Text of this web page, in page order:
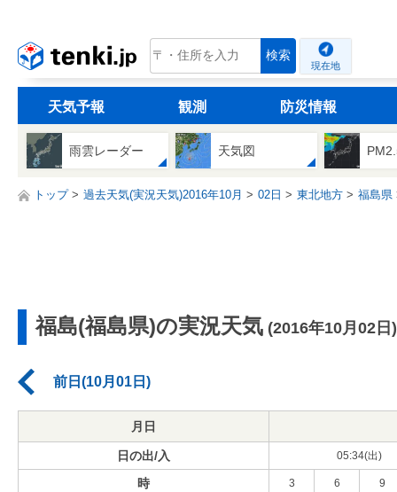
tenki.jp 検索
現在地
天気予報 観測 防災情報
雨雲レーダー 天気図
トップ 過去天気(実況天気)2016年10月 02日 東北地方 福島県
福島(福島県)の実況天気 (2016年10月02日)
前日(10月01日)
月日
日の出/入 05:34(出)
時 3 6 9